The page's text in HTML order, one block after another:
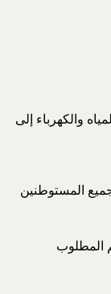
والكهرباء إلى